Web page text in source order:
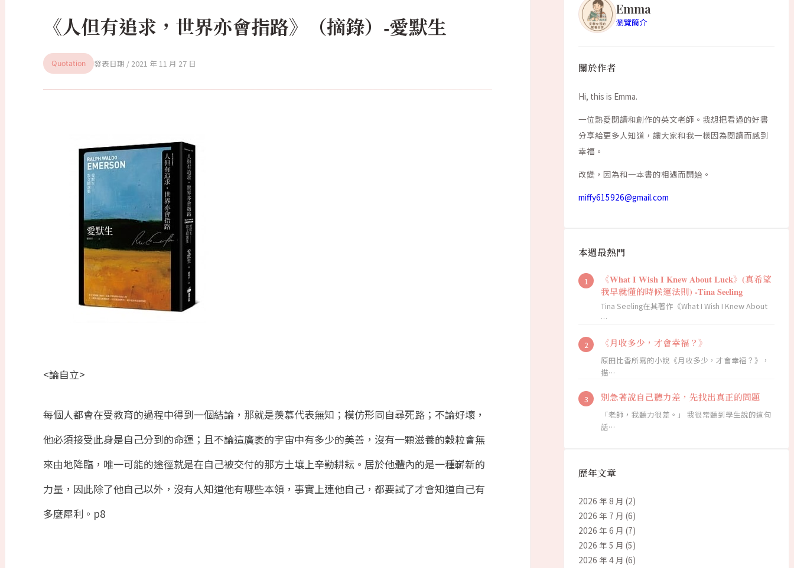
《人但有追求，世界亦會指路》（摘錄）-愛默生
Quotation 2021 年 11 月 27 日
<論自立>
每個人都會在受教育的過程中得到一個結論，那就是羨慕代表無知；模仿形同自尋死路；不論好壞，
他必須接受此身是自己分到的命運；且不論這廣袤的宇宙中有多少的美善，沒有一顆滋養的穀粒會無
來由地降臨，唯一可能的途徑就是在自己被交付的那方土壤上辛勤耕耘。居於他體內的是一種嶄新的
力量，因此除了他自己以外，沒有人知道他有哪些本領，事實上連他自己，都要試了才會知道自己有
多麼犀利。 p8
Emma
瀏覽簡介
關於作者
Hi, this is Emma.
一位熱愛閱讀和創作的英文老師。我想把看過的好書
分享給更多人知道，讓大家和我一樣因為閱讀而感到
幸福。
改變，因為和一本書的相遇而開始。
miffy615926@gmail.com
本週最熱門
《What I Wish I Knew About Luck》(真希望
我早就懂的時候運法則) -Tina Seeling
Tina Seeling在其著作《What I Wish I Knew About
…
《月收多少，才會幸福？》
原田比香所寫的小說《月收多少，才會幸福？》，
描…
別急著說自己聽力差，先找出真正的問題
「老師，我聽力很差。」 我很常聽到學生說的這句
話…
歷年文章
2026 年 8 月 (2)
2026 年 7 月 (6)
2026 年 6 月 (7)
2026 年 5 月 (5)
2026 年 4 月 (6)